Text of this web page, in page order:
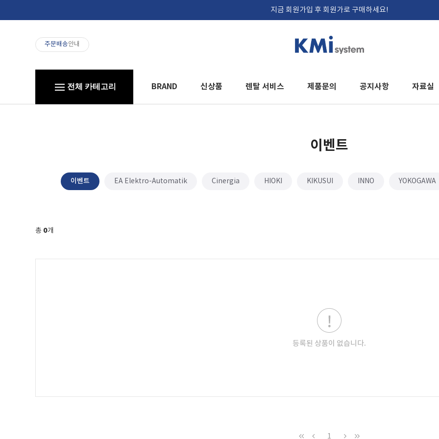
지금 회원가입 후 회원가로 구매하세요!
주문배송안내
전체 카테고리 BRAND 신상품 렌탈 서비스 제품문의 공지사항 자료실
이벤트
이벤트 EA Elektro-Automatik Cinergia HIOKI KIKUSUI INNO YOKOGAWA
총 0개
등록된 상품이 없습니다.
1